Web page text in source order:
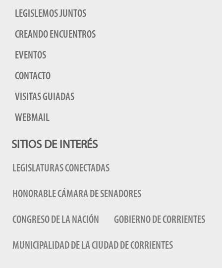
LEGISLEMOS JUNTOS
CREANDO ENCUENTROS
EVENTOS
CONTACTO
VISITAS GUIADAS
WEBMAIL
SITIOS DE INTERÉS
LEGISLATURAS CONECTADAS
HONORABLE CÁMARA DE SENADORES
CONGRESO DE LA NACIÓN GOBIERNO DE CORRIENTES
MUNICIPALIDAD DE LA CIUDAD DE CORRIENTES